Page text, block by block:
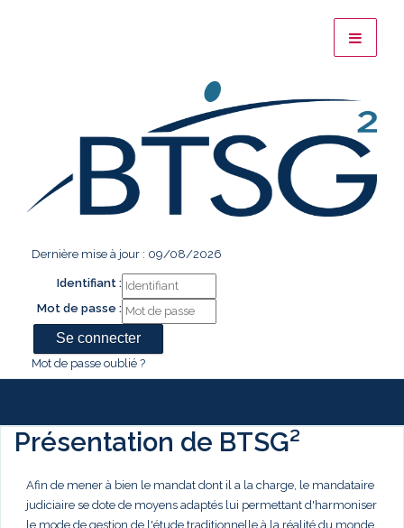
Dernière mise à jour : 09/08/2026
Identifiant :
Mot de passe :
Mot de passe oublié ?
Présentation de BTSG²
Afin de mener à bien le mandat dont il a la charge, le mandataire
judiciaire se dote de moyens adaptés lui permettant d'harmoniser
le mode de gestion de l'étude traditionnelle à la réalité du monde